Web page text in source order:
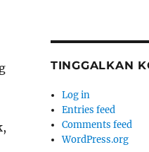
TINGGALKAN
Log in
Entries feed
Comments feed
WordPress.org